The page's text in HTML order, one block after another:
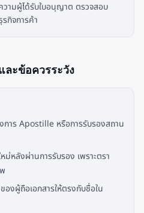
วามผู้ได้รับใบอนุญาต ตรวจสอบ
กิจการค้า
ะข้อควรระวัง
าร Apostille หรือการรับรองสถาน
ม่หลังผ่านการรับรอง เพราะตรา
องผู้ถือเอกสารให้ตรงกับชื่อใน